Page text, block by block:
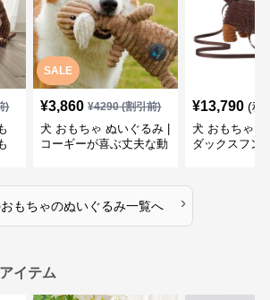
)
SALE
¥3,860 ¥4290(割引前)
犬 おもちゃ ぬいぐるみ |
コーギーが喜ぶ丈夫な動
¥13,790 (税
犬 おもちゃ
ダックスフン
もちゃのぬいぐるみ一覧へ ›
イテム